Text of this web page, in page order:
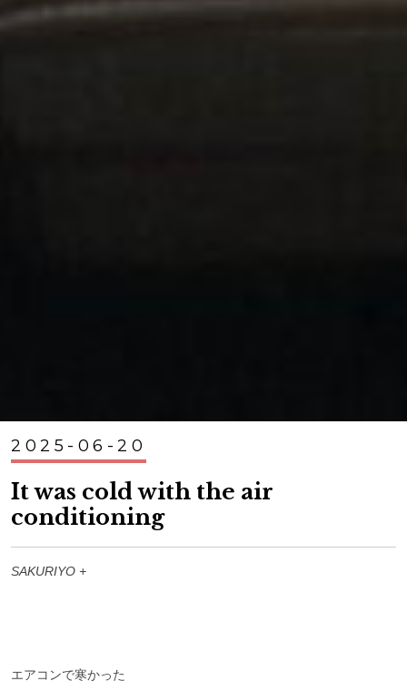
2025-06-20
It was cold with the air
conditioning
SAKURIYO +
エアコンで寒かった